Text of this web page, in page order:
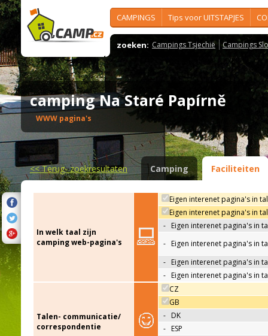
CAMPINGS Tips voor UITSTAPJES
zoeken: Campings Tsjechië Campings
camping Na Staré Papírně
WWW pagina's
<<Terug- zoekresultaten Camping Faciliteiten
In welk taal zijn
camping web-pagina's
Eigen interenet pagina's in
Eigen interenet pagina's in
- Eigen interenet pagina's in
- Eigen interenet pagina's in
- Eigen interenet pagina's in
- Eigen interenet pagina's in
Talen- communicatie/
correspondentie
CZ
GB
- DK
- ESP